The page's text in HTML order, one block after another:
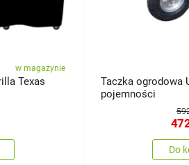
w magazynie
Texas
Taczka ogrodowa
pojemności
Do